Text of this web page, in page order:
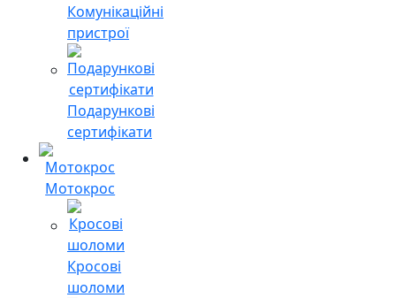
Комунікаційні
пристрої
Подарункові
сертифікати
Мотокрос
Кросові
шоломи